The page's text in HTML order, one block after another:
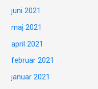
juni 2021
maj 2021
april 2021
februar 2021
januar 2021